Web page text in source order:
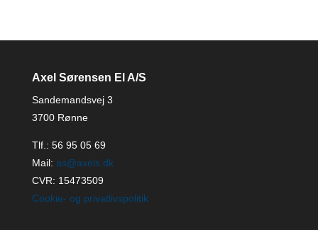
Axel Sørensen El A/S
Sandemandsvej 3
3700 Rønne
Tlf.: 56 95 05 69
Mail: as@axels.dk
CVR: 15473509
Cookie- og privatlivspolitik